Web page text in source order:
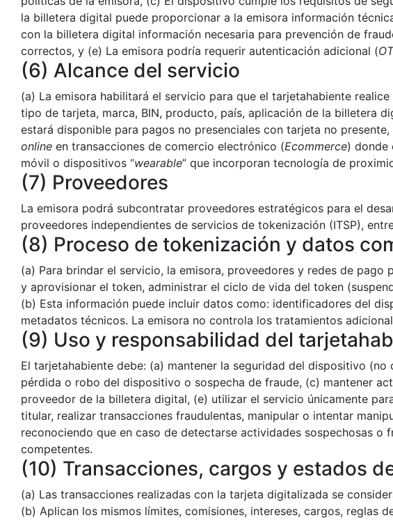
la billetera digital puede proporcionar a la emisora información
con la billetera digital información necesaria para prevención de
correctos, y (e) La emisora podría requerir autenticación adicional (
(6) Alcance del servicio
(a) La emisora habilitará el servicio para que el tarjetahabiente
tipo de tarjeta, marca, BIN, producto, país, aplicación de la billetera
estará disponible para pagos no presenciales con tarjeta no
online en transacciones de comercio electrónico (Ecommerce) donde
móvil o dispositivos “wearable” que incorporan tecnología de
(7) Proveedores
La emisora podrá subcontratar proveedores estratégicos para el
proveedores independientes de servicios de tokenización (ITSP),
(8) Proceso de tokenización y datos
(a) Para brindar el servicio, la emisora, proveedores y redes de
y aprovisionar el token, administrar el ciclo de vida del token
(b) Esta información puede incluir datos como: identificadores del
metadatos técnicos. La emisora no controla los tratamientos
(9) Uso y responsabilidad del
El tarjetahabiente debe: (a) mantener la seguridad del dispositivo
pérdida o robo del dispositivo o sospecha de fraude, (c) mantener
proveedor de la billetera digital, (e) utilizar el servicio únicamente
titular, realizar transacciones fraudulentas, manipular o intentar
reconociendo que en caso de detectarse actividades sospechosas
competentes.
(10) Transacciones, cargos y estados
(a) Las transacciones realizadas con la tarjeta digitalizada se
(b) Aplican los mismos límites, comisiones, intereses, cargos, reglas